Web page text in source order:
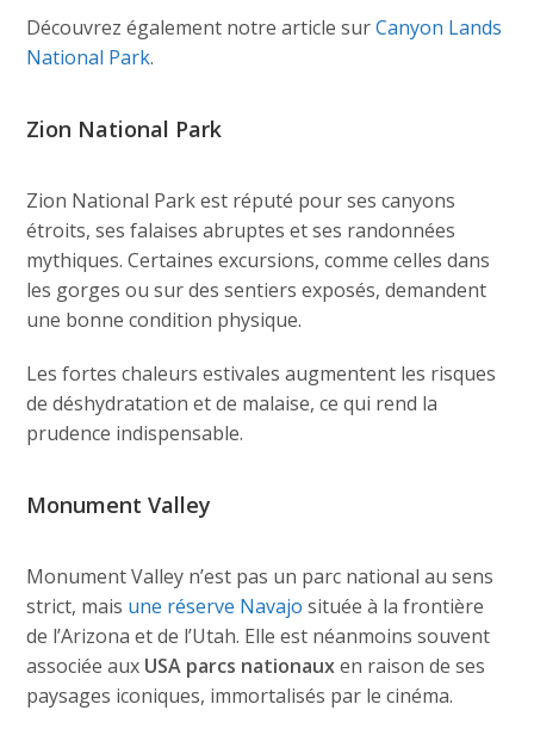
Découvrez également notre article surCanyon Lands
National Park.
Zion National Park
Zion National Park est réputé pour ses canyons
étroits, ses falaises abruptes et ses randonnées
mythiques. Certaines excursions, comme celles dans
les gorges ou sur des sentiers exposés, demandent
une bonne condition physique.
Les fortes chaleurs estivales augmentent les risques
de déshydratation et de malaise, ce qui rend la
prudence indispensable.
Monument Valley
Monument Valley n’est pas un parc national au sens
strict, mais une réserve Navajo située à la frontière
de l’Arizona et de l’Utah. Elle est néanmoins souvent
associée aux USA parcs nationauxen raison de ses
paysages iconiques, immortalisés par le cinéma.